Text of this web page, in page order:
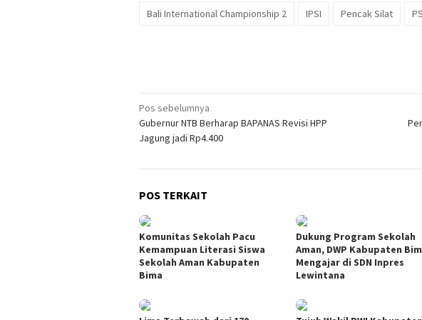
Bali International Championship 2 IPSI Pencak Silat
Navigasi
pos
Pos sebelumnya
Gubernur NTB Berharap BAPANAS Revisi HPP
Jagung jadi Rp4.400
POS TERKAIT
Komunitas Sekolah Pacu
Kemampuan Literasi Siswa
Sekolah Aman Kabupaten
Bima
Dukung Program Sekolah
Aman, DWP Kabupaten
Mengajar di SDN Inpres
Lewintana